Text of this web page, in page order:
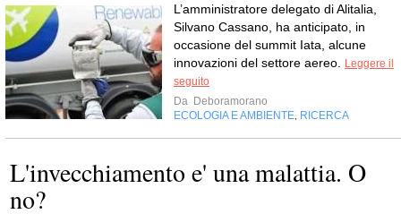
L’amministratore delegato di Alitalia,
Silvano Cassano, ha anticipato, in
occasione del summit Iata, alcune
innovazioni del settore aereo.
Leggere il
seguito
Da Deboramorano
ECOLOGIA E AMBIENTE RICERCA
L'invecchiamento e' una malattia. O
no?